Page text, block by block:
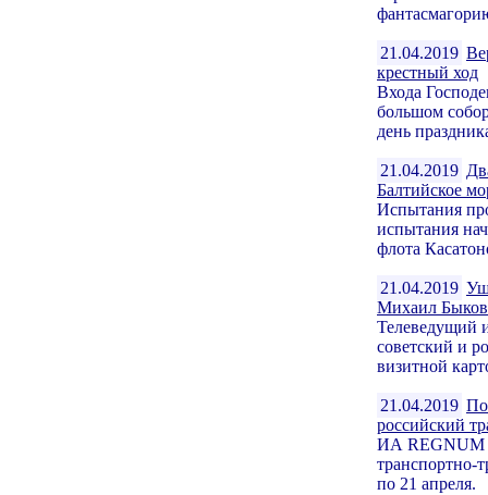
21.04.2019
крестный ход
Входа
большом
день
21.04.2019
Балтийское
Испытания
испытания
флота
21.04.2019
Михаил Быков
Телеведущий
советский и
визитной
21.04.2019
российский
ИА REGNUM
транспортно-
по 21 апреля.